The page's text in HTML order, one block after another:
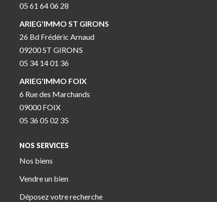
05 61 64 06 28
ARIEG'IMMO ST GIRONS
26 Bd Frédéric Arnaud
09200 ST GIRONS
05 34 14 01 36
ARIEG'IMMO FOIX
6 Rue des Marchands
09000 FOIX
05 36 05 02 35
NOS SERVICES
Nos biens
Vendre un bien
Déposez votre recherche